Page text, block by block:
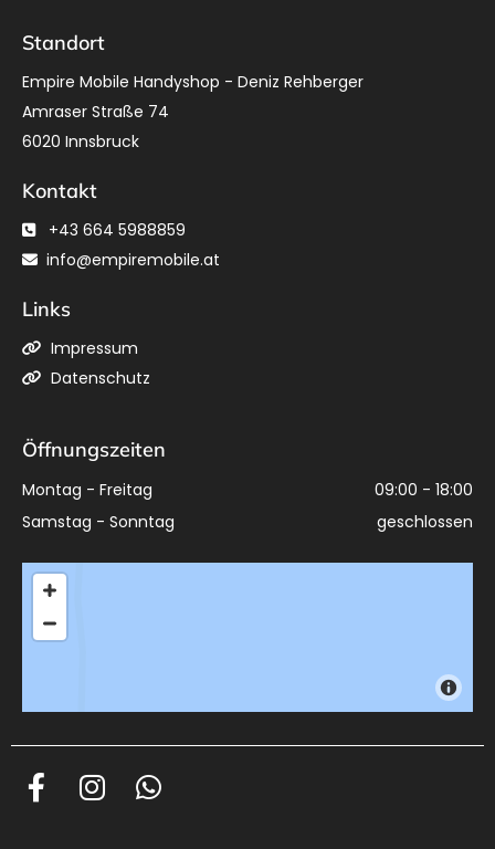
Standort
Empire Mobile Handyshop - Deniz Rehberger
Amraser Straße 74
6020 Innsbruck
Kontakt
 +43 664 5988859
 info@empiremobile.at
Links
 Impressum
 Datenschutz
Öffnungszeiten
Montag - Freitag
09:00 - 18:00
Samstag - Sonntag
geschlossen